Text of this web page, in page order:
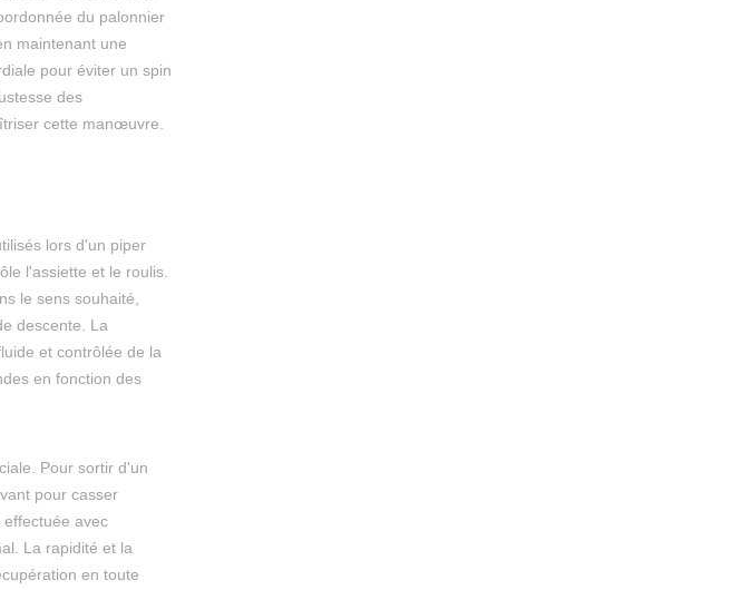
du palonnier
maintenant une
pour éviter un spin
des
cette manœuvre.
lors d'un piper
l'assiette et le roulis.
le sens souhaité,
descente. La
et contrôlée de la
en fonction des
Pour sortir d'un
pour casser
avec
La rapidité et la
en toute